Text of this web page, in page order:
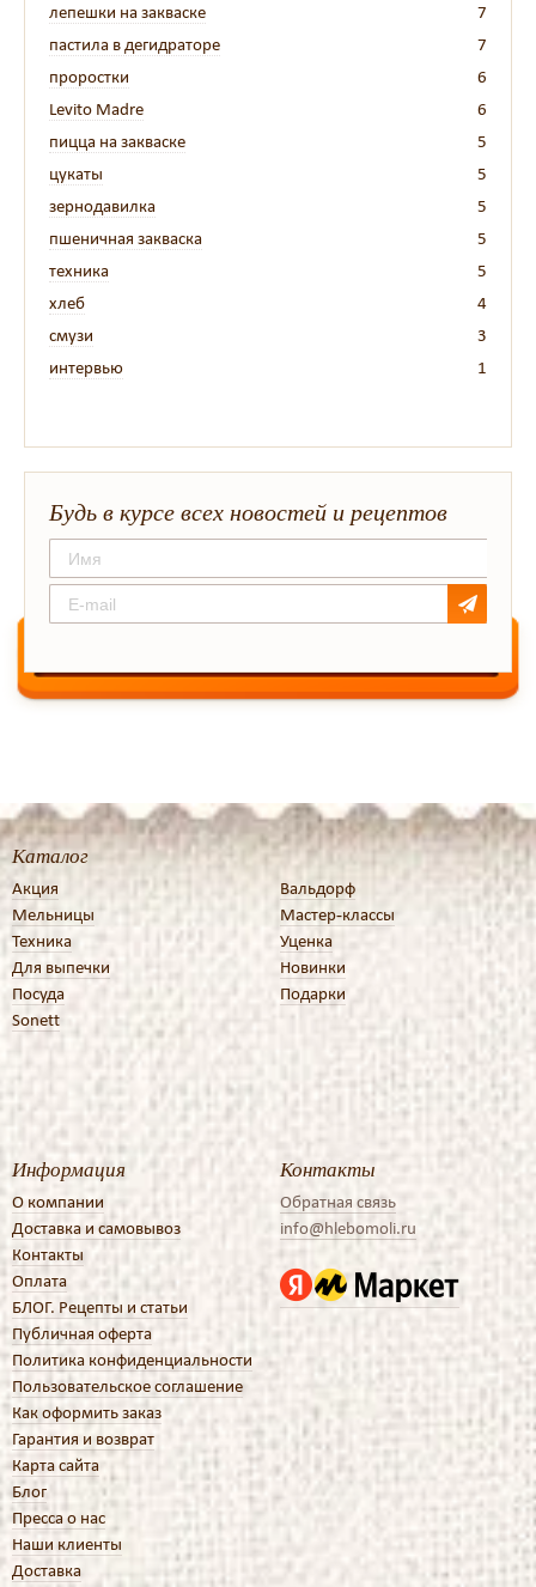
лепешки на закваске
7
пастила в дегидраторе
7
проростки
6
Levito Madre
6
пицца на закваске
5
цукаты
5
зернодавилка
5
пшеничная закваска
5
техника
5
хлеб
4
смузи
3
интервью
1
Будь в курсе всех новостей и рецептов
Каталог
Акция
Мельницы
Техника
Для выпечки
Посуда
Sonett
Вальдорф
Мастер-классы
Уценка
Новинки
Подарки
Информация
О компании
Доставка и самовывоз
Контакты
Оплата
БЛОГ. Рецепты и статьи
Публичная оферта
Политика конфиденциальности
Пользовательское соглашение
Как оформить заказ
Гарантия и возврат
Карта сайта
Блог
Пресса о нас
Наши клиенты
Доставка
Контакты
Обратная связь
info@hlebomoli.ru